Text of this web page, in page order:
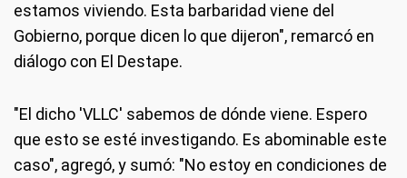
estamos viviendo. Esta barbaridad viene del
Gobierno, porque dicen lo que dijeron", remarcó en
diálogo con El Destape.
"El dicho 'VLLC' sabemos de dónde viene. Espero
que esto se esté investigando. Es abominable este
caso", agregó, y sumó: "No estoy en condiciones de